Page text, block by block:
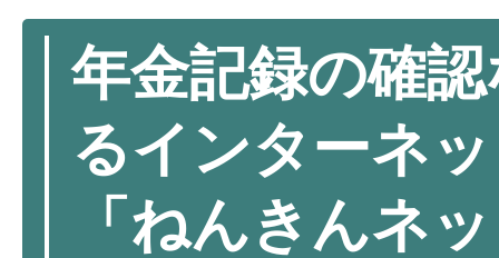
年金記録の確
るインターネ
「ねんきんネ